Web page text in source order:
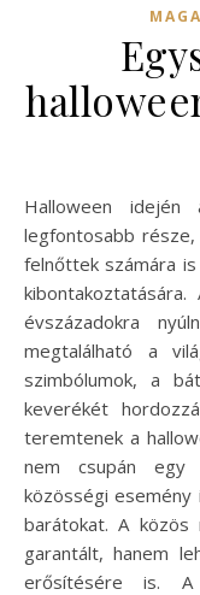
Halloween idején a tökfaragás a szórakozás egyik
legfontosabb része,
felnőttek számára
évszázadokra
megtalálható a
szimbólumok, a
keverékét
teremtenek a
nem csupán egy
közösségi esemény
barátokat. A közös
garantált, hanem
erősítésére is.